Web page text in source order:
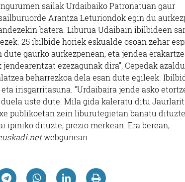
sailak Urdaibaiko Patronatuan gaur
Arantza Leturiondok egin du
batera. Liburua Udaibain ibilbideen
25 ibilbide horiek eskualde osoan zehar
gaurko aurkezpenean, eta jendea
ezezagunak dira”, Cepedak azaldu
beharrezkoa dela esan dute egileek.
irisgarritasuna. “Urdaibaira jende asko
uste dute. Mila gida kaleratu ditu
publikoetan zein liburutegietan banatu
ipiniko dituzte, prezio merkean. Era berean,
webgunean.